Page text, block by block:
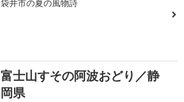
袋井市の夏の風物詩
富士山すその阿波おどり／静
岡県